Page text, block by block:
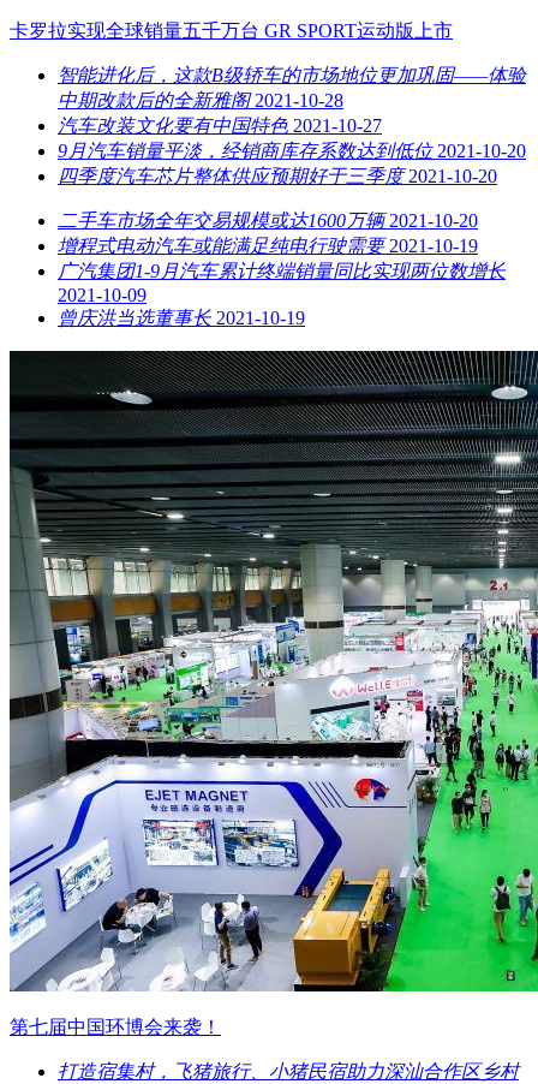
卡罗拉实现全球销量五千万台 GR SPORT运动版上市
智能进化后，这款B级轿车的市场地位更加巩固——体验
中期改款后的全新雅阁 2021-10-28
汽车改装文化要有中国特色 2021-10-27
9月汽车销量平淡，经销商库存系数达到低位 2021-10-20
四季度汽车芯片整体供应预期好于三季度 2021-10-20
二手车市场全年交易规模或达1600万辆 2021-10-20
增程式电动汽车或能满足纯电行驶需要 2021-10-19
广汽集团1-9月汽车累计终端销量同比实现两位数增长
2021-10-09
曾庆洪当选董事长 2021-10-19
第七届中国环博会来袭！
打造宿集村，飞猪旅行、小猪民宿助力深汕合作区乡村